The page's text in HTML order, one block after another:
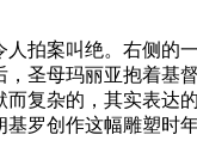
拍案叫绝。右侧的
圣母玛丽亚抱着基
复杂的，其实表达
罗创作这幅雕塑时